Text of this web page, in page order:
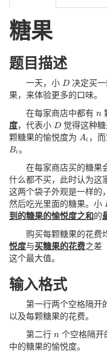
糖果
题目描述
一天，小 D
D 决定买
果，来体验更多的口味。
在每家商店中都有 n
n
度，代表小 D
D 觉得这种
颗糖果的愉悦度为 Ai
Ai ，
Bi
Bi 。
在每家商店买的糖果
什么都不买，此时认为这
这两个袋子外观是一样的
然后吃光里面的糖果。小
到的糖果的愉悦度之和 的
购买每颗糖果的花费
悦度与买糖果的花费之差
这个最大值。
输入格式
第一行两个空格隔开
以及每颗糖果的花费。
第二行 n
n 个空格隔
中的糖果的愉悦度。